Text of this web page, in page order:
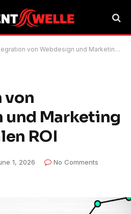
von Webdesign und Marketing für maximalen ROI
von
und Marketing
ROI
1, 2026
No Comments